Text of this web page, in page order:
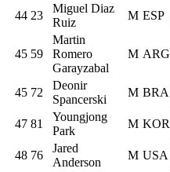
44 23
Miguel Diaz
Ruiz
M ESP
45 59
Martin
Romero
Garayzabal
M ARG
45 72
Deonir
Spancerski
M BRA
47 81
Youngjong
Park
M KOR
48 76
Jared
Anderson
M USA